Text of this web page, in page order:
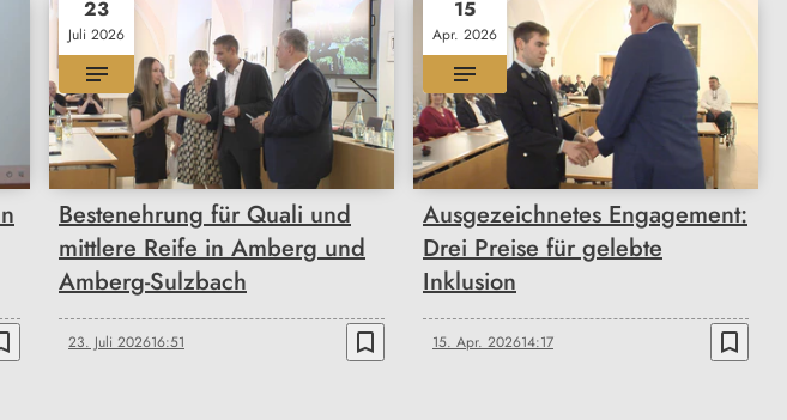
23
Juli 2026
Bestenehrung für Quali und
mittlere Reife in Amberg und
Amberg-Sulzbach
23. Juli 202616:51 bookmark_border
15
Apr. 2026
Ausgezeichnetes Engagement:
Drei Preise für gelebte
Inklusion
15. Apr. 202614:17 bookmark_border